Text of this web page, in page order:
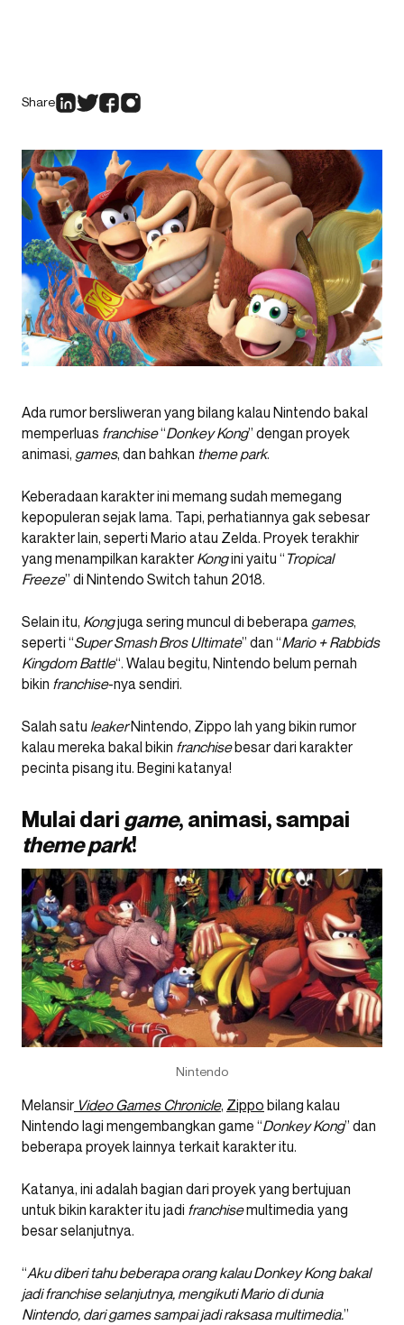
Share
Ada rumor bersliweran yang bilang kalau Nintendo bakal
memperluas franchise“Donkey Kong” dengan proyek
animasi, games, dan bahkan theme park.
Keberadaan karakter ini memang sudah memegang
kepopuleran sejak lama. Tapi, perhatiannya gak sebesar
karakter lain, seperti Mario atau Zelda. Proyek terakhir
yang menampilkan karakter Kongini yaitu “ Tropical
Freeze” di Nintendo Switch tahun 2018.
Selain itu, Kongjuga sering muncul di beberapa games,
seperti “Super Smash Bros Ultimate” dan “Mario + Rabbids
Kingdom Battle“. Walau begitu, Nintendo belum pernah
bikin franchise-nya sendiri.
Salah satu leakerNintendo, Zippo lah yang bikin rumor
kalau mereka bakal bikin franchisebesar dari karakter
pecinta pisang itu. Begini katanya!
Mulai dari game, animasi, sampai
theme park!
Nintendo
Melansir Video Games Chronicle, Zippo bilang kalau
Nintendo lagi mengembangkan game “Donkey Kong” dan
beberapa proyek lainnya terkait karakter itu.
Katanya, ini adalah bagian dari proyek yang bertujuan
untuk bikin karakter itu jadi franchisemultimedia yang
besar selanjutnya.
“Aku diberi tahu beberapa orang kalau Donkey Kong bakal
jadi franchise selanjutnya, mengikuti Mario di dunia
Nintendo, dari games sampai jadi raksasa multimedia.”